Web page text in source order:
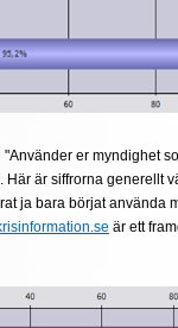
er myndighet
är siffrorna generellt
ja bara börjat använda
är ett